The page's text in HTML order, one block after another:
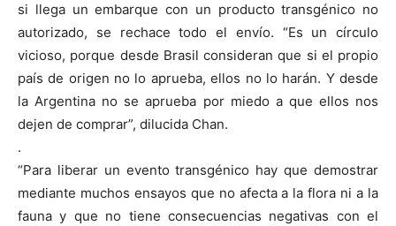
si llega un embarque con un producto transgénico no
autorizado, se rechace todo el envío. “Es un círculo
vicioso, porque desde Brasil consideran que si el propio
país de origen no lo aprueba, ellos no lo harán. Y desde
la Argentina no se aprueba por miedo a que ellos nos
dejen de comprar”, dilucida Chan.
.
“Para liberar un evento transgénico hay que demostrar
mediante muchos ensayos que no afecta a la flora ni a la
fauna y que no tiene consecuencias negativas con el